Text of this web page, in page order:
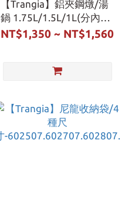
【Trangia】鋁夾鋼燉/湯
鍋 1.75L/1.5L/1L(分內
外)-602516~17.602716~7
NT$1,350 ~ NT$1,560